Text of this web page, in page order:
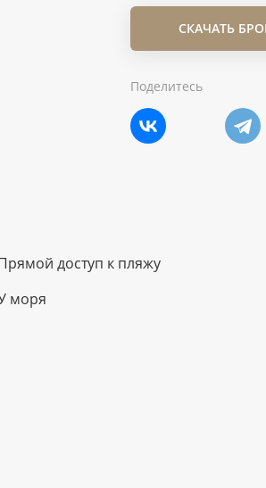
СКАЧАТЬ
Поделитесь
доступ к пляжу
моря